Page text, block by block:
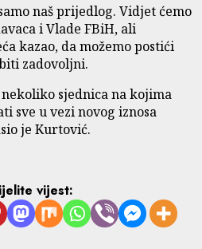
naš prijedlog. Vidjet ćemo
i Vlade FBiH, ali
kazao, da možemo postići
zadovoljni.
sjednica na kojima
sve u vezi novog iznosa
je Kurtović.
vijest: